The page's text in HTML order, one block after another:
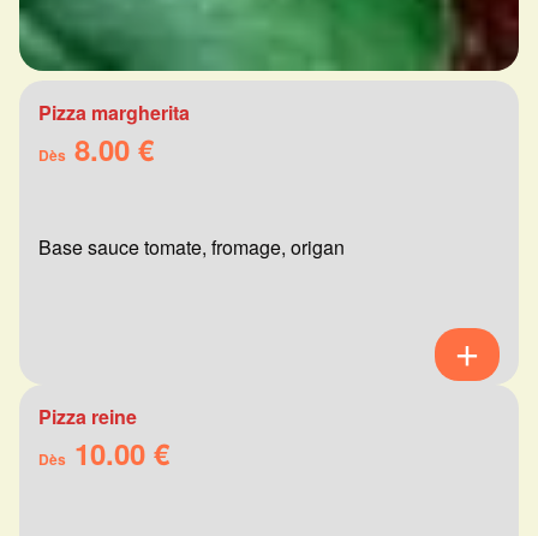
Pizza margherita
Dès 8.00 €
Base sauce tomate, fromage, origan
Pizza reine
Dès 10.00 €